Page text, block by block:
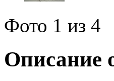
Фото 1 из 4
Описание